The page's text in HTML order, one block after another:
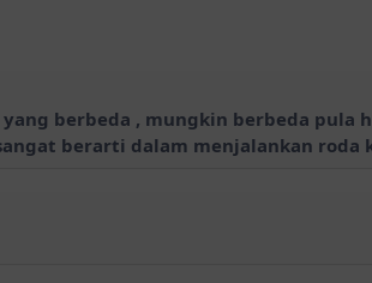
berbeda , mungkin berbeda pula
berarti dalam menjalankan roda